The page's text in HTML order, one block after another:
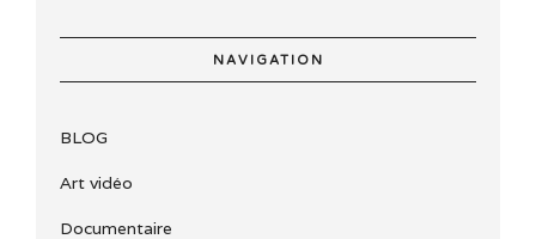
NAVIGATION
BLOG
Art vidéo
Documentaire